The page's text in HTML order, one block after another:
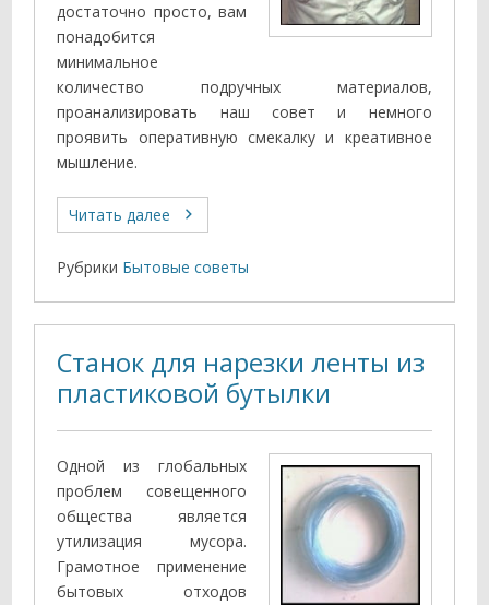
достаточно просто, вам
понадобится
минимальное
количество подручных материалов,
проанализировать наш совет и немного
проявить оперативную смекалку и креативное
мышление.
Читать далее
Рубрики Бытовые советы
Станок для нарезки ленты из
пластиковой бутылки
Одной из глобальных
проблем совещенного
общества является
утилизация мусора.
Грамотное применение
бытовых отходов